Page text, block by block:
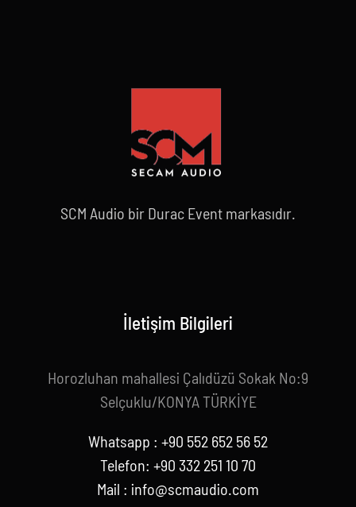
SCM Audio bir Durac Event markasıdır.
İletişim Bilgileri
Horozluhan mahallesi Çalıdüzü Sokak No:9
Selçuklu/KONYA TÜRKİYE
Whatsapp : +90 552 652 56 52
Telefon: +90 332 251 10 70
Mail : info@scmaudio.com